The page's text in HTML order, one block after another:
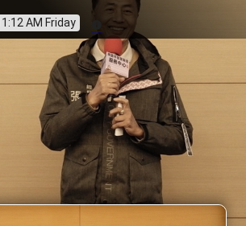
AM Friday